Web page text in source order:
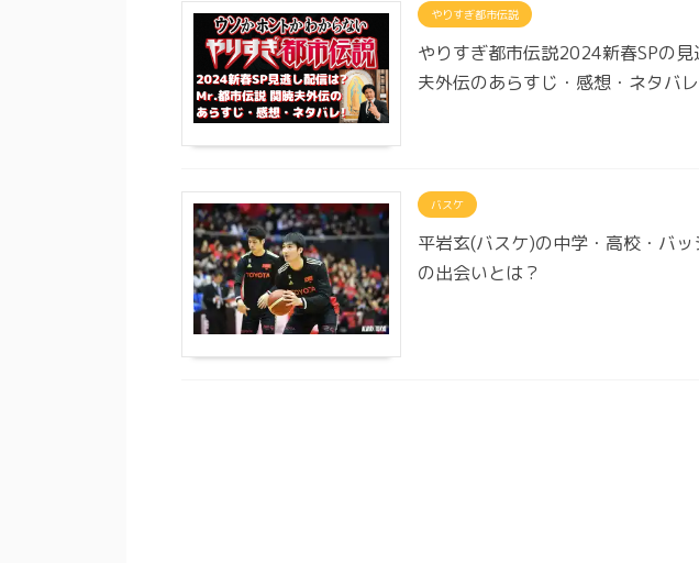
やりすぎ都市伝説
やりすぎ都市伝説2024新春SPの
夫外伝のあらすじ・感想・ネタバレ
バスケ
平岩玄(バスケ)の中学・高校・バ
の出会いとは？